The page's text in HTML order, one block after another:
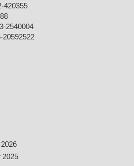
420355
2540004
20592522
2025